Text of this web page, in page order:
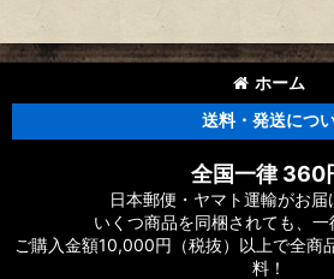
ホーム
送料・発送につ
全国一律 360
日本郵便・ヤマト運輸がお届
いくつ商品を同梱されても、一
ご購入金額10,000円（税抜）以上で全商
料！